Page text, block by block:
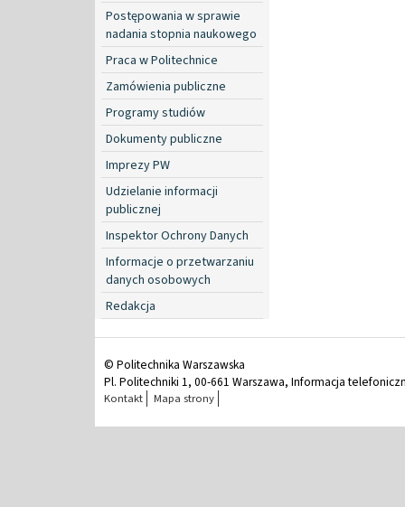
Postępowania w sprawie
nadania stopnia naukowego
Praca w Politechnice
Zamówienia publiczne
Programy studiów
Dokumenty publiczne
Imprezy PW
Udzielanie informacji
publicznej
Inspektor Ochrony Danych
Informacje o przetwarzaniu
danych osobowych
Redakcja
© Politechnika Warszawska
Pl. Politechniki 1, 00-661 Warszawa, Informacja
Kontakt Mapa strony